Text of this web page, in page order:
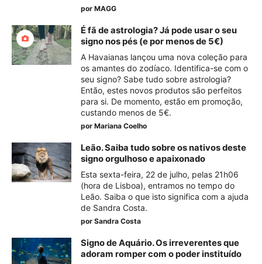
por MAGG
É fã de astrologia? Já pode usar o seu
signo nos pés (e por menos de 5€)
A Havaianas lançou uma nova coleção para
os amantes do zodíaco. Identifica-se com o
seu signo? Sabe tudo sobre astrologia?
Então, estes novos produtos são perfeitos
para si. De momento, estão em promoção,
custando menos de 5€.
por Mariana Coelho
Leão. Saiba tudo sobre os nativos deste
signo orgulhoso e apaixonado
Esta sexta-feira, 22 de julho, pelas 21h06
(hora de Lisboa), entramos no tempo do
Leão. Saiba o que isto significa com a ajuda
de Sandra Costa.
por Sandra Costa
Signo de Aquário. Os irreverentes que
adoram romper com o poder instituído